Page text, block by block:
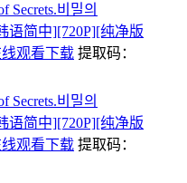
Secrets.비밀의
语简中][720P][纯净版
观看下载 提取码：
Secrets.비밀의
语简中][720P][纯净版
观看下载 提取码：